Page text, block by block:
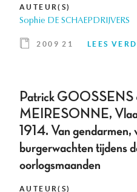
AUTEUR(S)
Sophie DE SCHAEPDRIJVERS
2009 21 LEES
Patrick GOOSSENS
MEIRESONNE,
1914. Van gendarmen,
burgerwachten tijdens
oorlogsmaanden
AUTEUR(S)